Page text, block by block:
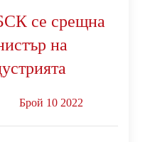
се срещна
на
Брой 10 2022